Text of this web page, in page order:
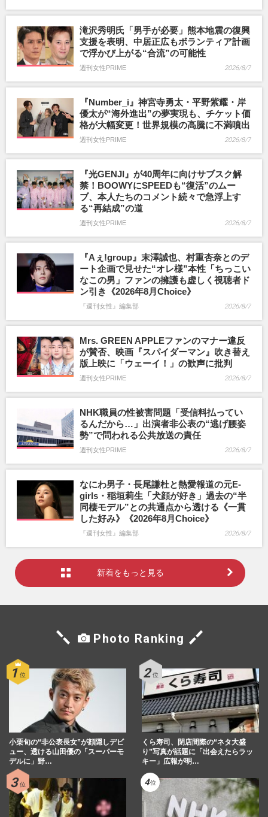
滝沢秀明氏「男手が必要」熊本地震の復興
支援を表明、中居正広もボランティア計画
で浮かび上がる“合流”の可能性
週刊女性PRIME 2026/8/7
『Number_i』神宮寺勇太・平野紫耀・岸
優太が“海外進出”の夢実現も、チケット価
格が大幅変更！世界規模の高騰に不満噴出
週刊女性PRIME 2026/8/7
『光GENJI』が40周年に向けサブスク解
禁！BOOWYにSPEEDも“復活”のムー
ブ、本人たちのコメント続々で急浮上す
る“再結成”の道
週刊女性PRIME 2026/8/7
『Aぇ!group』末澤誠也、村重杏奈とのデ
ート企画で見せた“オレ様”本性「ちっこい
なこの男」ファンの擁護も虚しく視聴者ド
ン引き《2026年8月Choice》
『週刊女性』編集部 2026/8/7
Mrs. GREEN APPLEファンのマナー違反
が賛否、映画『スパイダーマン』吹き替え
版上映に「ウェーイ！」の歓声に批判
週刊女性PRIME 2026/8/7
NHK職員の性被害問題「受信料払ってい
るんだから…」出演者非公表の“逃げ腰姿
勢”で問われる公共放送の責任
週刊女性PRIME 2026/8/7
なにわ男子・長尾謙杜と熱愛報道の元E-
girls・稲垣莉生「犬顔が好き」過去の“半
同棲モデル”との共通点から透ける《一貫
した好み》《2026年8月Choice》
『週刊女性』編集部 2026/8/7
新着をもっと見る
Photo Ranking
小栗旬の“非公表長女”が顔隠しデビ
ュー、透ける山田優の「スーパーモ
デルに」野…
くら寿司、閉店間際の“ネタ大盛
り”写真が話題に「出会えたらラッ
キー」広報が明…